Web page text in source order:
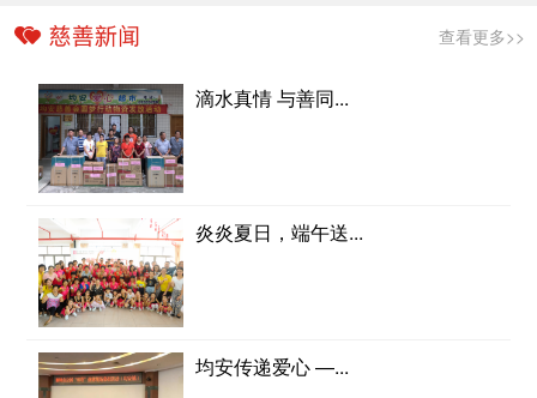
查看更多>>
滴水真情 与善同...
炎炎夏日，端午送...
均安传递爱心 —...